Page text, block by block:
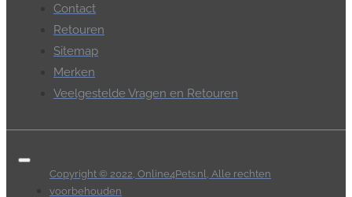
Contact
Retouren
Sitemap
Merken
Veelgestelde Vragen en Retouren
Copyright © 2022, Online4Pets.nl, Alle rechten
voorbehouden